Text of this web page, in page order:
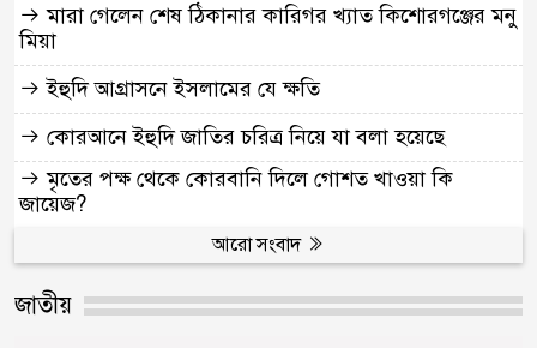
মারা গেলেন শেষ ঠিকানার কারিগর খ্যাত কিশোরগঞ্জের মনু
মিয়া
ইহুদি আগ্রাসনে ইসলামের যে ক্ষতি
কোরআনে ইহুদি জাতির চরিত্র নিয়ে যা বলা হয়েছে
মৃতের পক্ষ থেকে কোরবানি দিলে গোশত খাওয়া কি
জায়েজ?
আরো সংবাদ
জাতীয়